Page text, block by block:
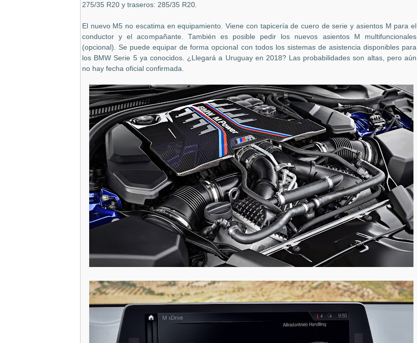
275/35 R20 y traseros: 285/35 R20.
El nuevo M5 no escatima en equipamiento. Viene con tapicería de cuero de serie y asientos M para el
conductor y el acompañante. También es posible pedir los nuevos asientos M multifuncionales
(opcional). Se puede equipar de forma opcional con todos los sistemas de asistencia disponibles para
los BMW Serie 5 ya conocidos. ¿Llegará a Uruguay en 2018? Las probabilidades son altas, pero aún
no hay fecha oficial confirmada.